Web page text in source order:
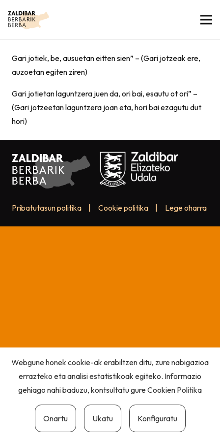
Gari jotiek, be, ausuetan eitten sien” – (Gari jotzeak ere,
auzoetan egiten ziren)
Gari jotietan laguntzera juen da, ori bai, esautu ot ori” –
(Gari jotzeetan laguntzera joan eta, hori bai ezagutu dut
hori)
Pribatutasun politika Cookie politika Lege oharra
Webgune honek cookie-ak erabiltzen ditu, zure nabigazioa
errazteko eta analisi estatistikoak egiteko. Informazio
gehiago nahi baduzu, kontsultatu gureCookien Politika
Onartu Ukatu Konfiguratu